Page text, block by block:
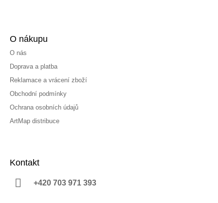
O nákupu
O nás
Doprava a platba
Reklamace a vrácení zboží
Obchodní podmínky
Ochrana osobních údajů
ArtMap distribuce
Kontakt
+420 703 971 393